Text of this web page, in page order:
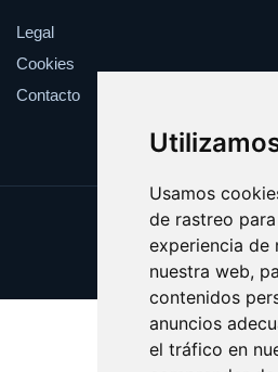
Usamos
de rastreo
experiencia de
nuestra web,
contenidos
anuncios
el tráfico en
Legal
Cookies
Contacto
Update cookies
Copyright © 2025